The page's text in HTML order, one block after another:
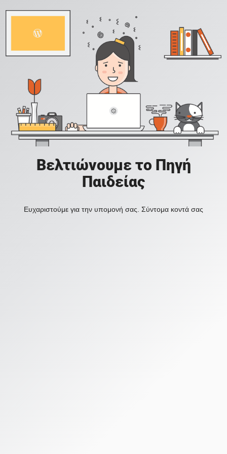
Βελτιώνουμε το Πηγή
Παιδείας
Ευχαριστούμε για την υπομονή σας. Σύντομα κοντά σας